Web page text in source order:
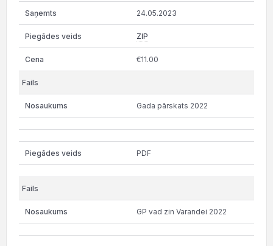
24.05.2023
ZIP
€11.00
Gada pārskats 2022
PDF
GP vad zin Varandei 2022